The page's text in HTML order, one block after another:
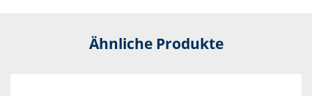
Ähnliche Produkte